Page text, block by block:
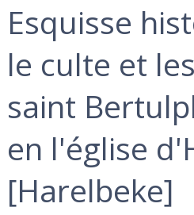
‎Esquisse
le culte et
saint
en l'église
[Harelbeke]‎